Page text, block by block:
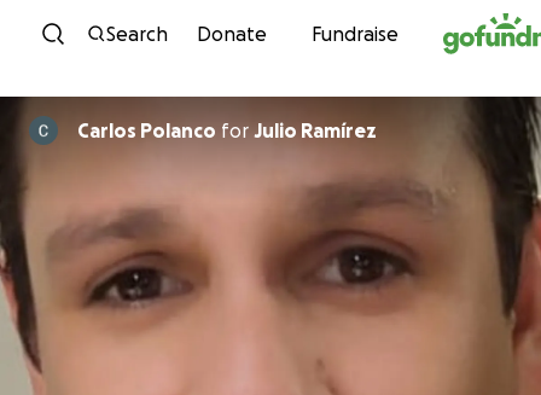
Skip to content
Search Donate Fundraise
Carlos Polanco for Julio Ramírez